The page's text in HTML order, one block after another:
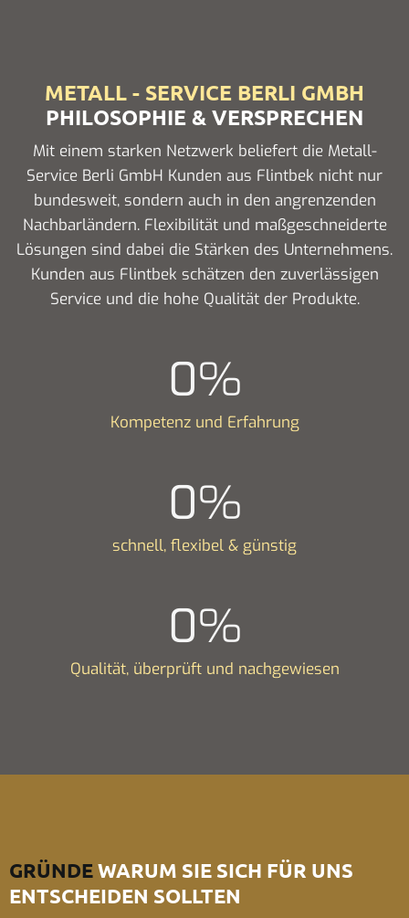
METALL - SERVICE BERLI GMBH
PHILOSOPHIE & VERSPRECHEN
Mit einem starken Netzwerk beliefert die Metall-
Service Berli GmbH Kunden aus Flintbek nicht nur
bundesweit, sondern auch in den angrenzenden
Nachbarländern. Flexibilität und maßgeschneiderte
Lösungen sind dabei die Stärken des Unternehmens.
Kunden aus Flintbek schätzen den zuverlässigen
Service und die hohe Qualität der Produkte.
0%
Kompetenz und Erfahrung
0%
schnell, flexibel & günstig
0%
Qualität, überprüft und nachgewiesen
GRÜNDEWARUM SIE SICH FÜR UNS
ENTSCHEIDEN SOLLTEN